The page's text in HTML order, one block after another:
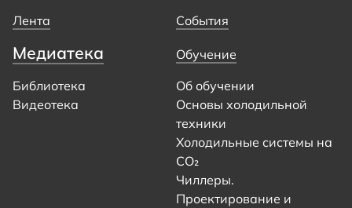
Лента События
Медиатека
Библиотека
Видеотека
Обучение
Об обучении
Основы холодильной
техники
Холодильные системы на
CO₂
Чиллеры.
Проектирование и